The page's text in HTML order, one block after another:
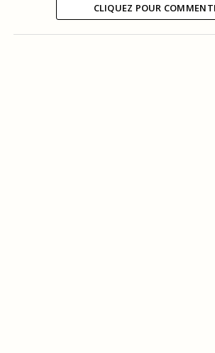
CLIQUEZ POUR